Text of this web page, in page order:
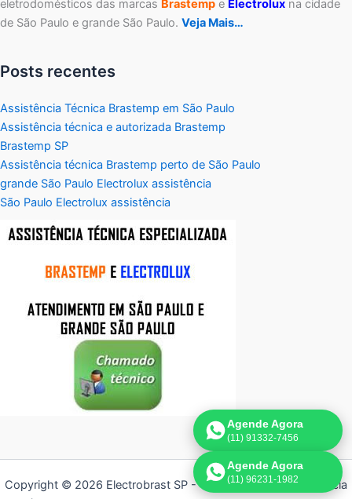
eletrodomésticos das marcas Brastemp e Electrolux na cidade
de São Paulo e grande São Paulo. Veja Mais…
Posts recentes
Assistência Técnica Brastemp em São Paulo
Assistência técnica e autorizada Brastemp
Brastemp SP
Assistência técnica Brastemp perto de São Paulo
grande São Paulo Electrolux assistência
São Paulo Electrolux assistência
Copyright © 2026 Electrobrast SP - 11 3836-9554 | Assistência
Agende Agora
(11) 91332-7456
Agende Agora
(11) 96231-1982